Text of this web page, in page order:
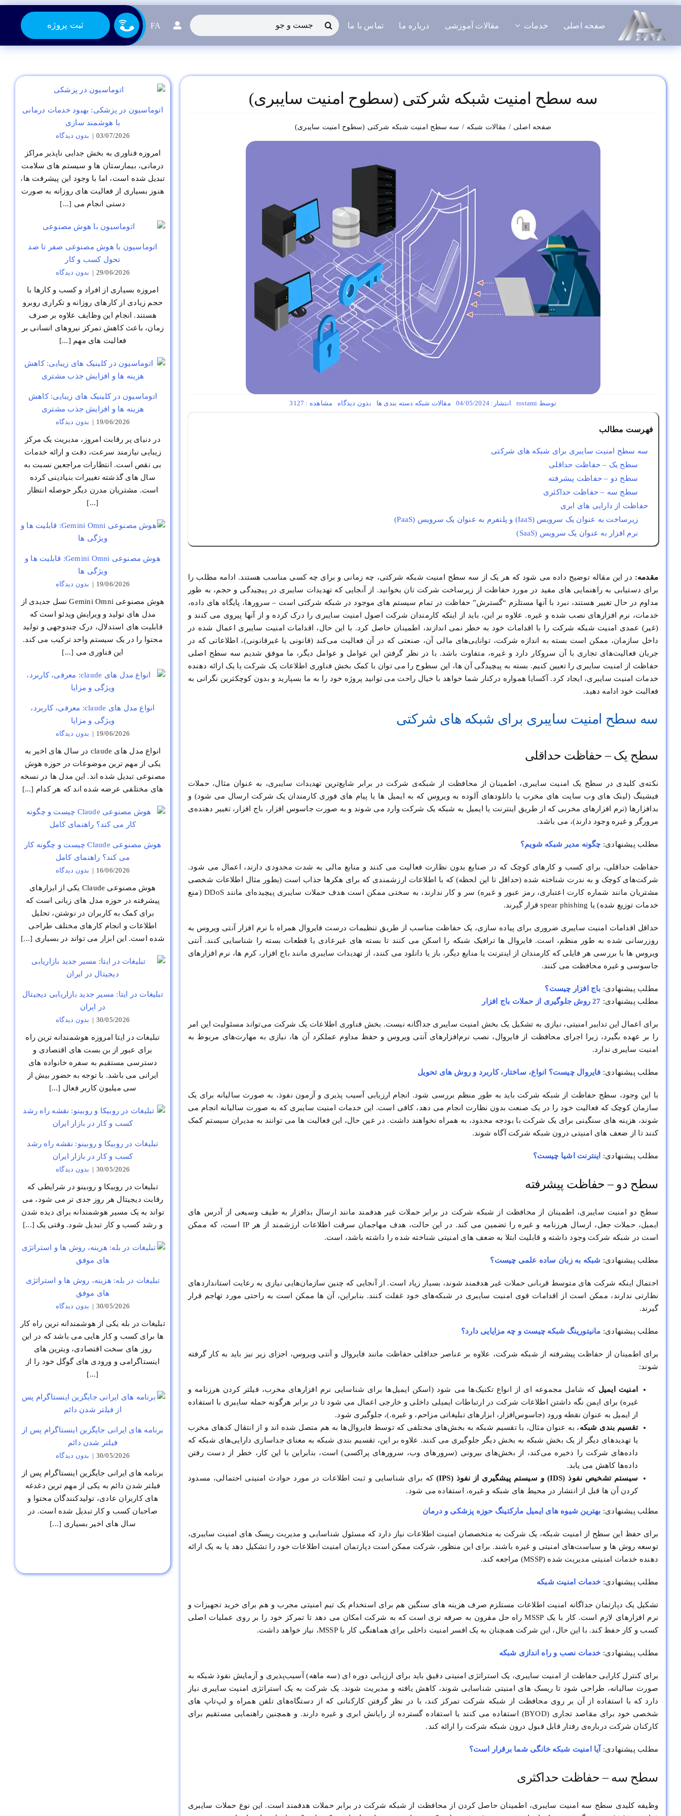
رفتن
صفحه اصلی خدمات مقالات آموزشی درباره ما تماس با ما
جستجو
برای:
FA ثبت پروژه
سه سطح امنیت شبکه شرکتی (سطوح امنیت سایبری)
صفحه اصلی مقالات شبکه سه سطح امنیت شبکه شرکتی (سطوح امنیت سایبری)
توسط rostami انتشار: 04/05/2024 مقالات شبکه دسته بندی ها بدون ديدگاهon
سه
مشاهده : 3127
فهرست مطالب
سه سطح امنیت سایبری برای شبکه های شرکتی
سطح یک – حفاظت حداقلی
سطح دو – حفاظت پیشرفته
سطح سه – حفاظت حداکثری
حفاظت از دارایی های ابری
زیرساخت به عنوان یک سرویس (IaaS) و پلتفرم به عنوان یک سرویس (PaaS)
نرم افزار به عنوان یک سرویس (SaaS)
مقدمه: در این مقاله توضیح داده می شود که هر یک از سه سطح امنیت شبکه شرکتی، چه زمانی و برای چه کسی مناسب هستند. ادامه مطلب را
برای دستیابی به راهنمایی های مفید در مورد حفاظت از زیرساخت شرکت تان بخوانید. از آنجایی که تهدیدات سایبری در پیچیدگی و حجم، به طور
مداوم در حال تغییر هستند، نبرد با آنها مستلزم “گسترش” حفاظت در تمام سیستم های موجود در شبکه شرکتی است – سرورها، پایگاه های داده،
خدمات، نرم افزارهای نصب شده و غیره. علاوه بر این، باید از اینکه کارمندان شرکت اصول امنیت سایبری را درک کرده و از آنها پیروی می کنند و
(غیر) عمدی امنیت شبکه شرکت را با اقدامات خود به خطر نمی اندازند، اطمینان حاصل کرد. با این حال، اقدامات امنیت سایبری اعمال شده در
داخل سازمان، ممکن است بسته به اندازه شرکت، توانایی‌های مالی آن، صنعتی که در آن فعالیت می‌کند (قانونی یا غیرقانونی)، اطلاعاتی که در
جریان فعالیت‌های تجاری با آن سروکار دارد و غیره، متفاوت باشد. با در نظر گرفتن این عوامل و عوامل دیگر، ما موفق شدیم سه سطح اصلی
حفاظت از امنیت سایبری را تعیین کنیم. بسته به پیچیدگی آن ها، این سطوح را می توان با کمک بخش فناوری اطلاعات یک شرکت یا یک ارائه دهنده
خدمات امنیت سایبری، ایجاد کرد. آکسایا همواره درکنار شما خواهد با خیال راحت می توانید پروژه خود را به ما بسپارید و بدون کوچکترین نگرانی به
فعالبت خود ادامه دهید.
سه سطح امنیت سایبری برای شبکه های شرکتی
سطح یک – حفاظت حداقلی
نکته‌ی کلیدی در سطح یک امنیت سایبری، اطمینان از محافظت از شبکه‌ی شرکت در برابر شایع‌ترین تهدیدات سایبری، به عنوان مثال، حملات
فیشینگ (لینک های وب سایت های مخرب یا دانلودهای آلوده به ویروس که به ایمیل ها یا پیام های فوری کارمندان یک شرکت ارسال می شود) و
بدافزارها (نرم افزارهای مخربی که از طریق اینترنت یا ایمیل به شبکه یک شرکت وارد می شوند و به صورت جاسوس افزار، باج افزار، تغییر دهنده‌ی
مرورگر و غیره وجود دارند)، می باشد.
مطلب پیشنهادی: چگونه مدیر شبکه شویم؟
حفاظت حداقلی، برای کسب و کارهای کوچک که در صنایع بدون نظارت فعالیت می کنند و منابع مالی به شدت محدودی دارند، اعمال می شود.
شرکت‌های کوچک و به ندرت شناخته شده (حداقل تا این لحظه) که با اطلاعات ارزشمندی که برای هکرها جذاب است (بطور مثال اطلاعات شخصی
مشتریان مانند شماره کارت اعتباری، رمز عبور و غیره) سر و کار ندارند، به سختی ممکن است هدف حملات سایبری پیچیده‌ای مانند DDoS (منع
خدمات توزیع شده) یا spear phishing قرار گیرند.
حداقل اقدامات امنیت سایبری ضروری برای پیاده سازی، یک حفاظت مناسب از طریق تنظیمات درست فایروال همراه با نرم افزار آنتی ویروس به
روزرسانی شده به طور منظم، است. فایروال ها ترافیک شبکه را اسکن می کنند تا بسته های غیرعادی یا قطعات بسته را شناسایی کنند. آنتی
ویروس ها با بررسی هر فایلی که کارمندان از اینترنت یا منابع دیگر، باز یا دانلود می کنند، از تهدیدات سایبری مانند باج افزار، کرم ها، نرم افزارهای
جاسوسی و غیره محافظت می کنند.
مطلب پیشنهادی: باج افزار چیست؟
مطلب پیشنهادی: 27 روش جلوگیری از حملات باج افزار
برای اعمال این تدابیر امنیتی، نیازی به تشکیل یک بخش امنیت سایبری جداگانه نیست. بخش فناوری اطلاعات یک شرکت می‌تواند مسئولیت این امر
را بر عهده بگیرد، زیرا اجرای محافظت از فایروال، نصب نرم‌افزارهای آنتی ویروس و حفظ مداوم عملکرد آن ها، نیازی به مهارت‌های مربوط به
امنیت سایبری ندارد.
مطلب پیشنهادی: فایروال چیست؟ انواع، ساختار، کاربرد و روش های تحویل
با این وجود، سطح حفاظت از شبکه شرکت باید به طور منظم بررسی شود. انجام ارزیابی آسیب پذیری و آزمون نفوذ، به صورت سالیانه برای یک
سازمان کوچک که فعالیت خود را در یک صنعت بدون نظارت انجام می دهد، کافی است. این خدمات امنیت سایبری که به صورت سالیانه انجام می
شوند، هزینه های سنگینی برای یک شرکت با بودجه محدود، به همراه نخواهند داشت. در عین حال، این فعالیت ها می توانند به مدیران سیستم کمک
کنند تا از ضعف های امنیتی درون شبکه شرکت آگاه شوند.
مطلب پیشنهادی: اینترنت اشیا چیست؟
سطح دو – حفاظت پیشرفته
سطح دو امنیت سایبری، اطمینان از محافظت از شبکه شرکت در برابر حملات غیر هدفمند مانند ارسال بدافزار به طیف وسیعی از آدرس های
ایمیل، حملات جعل، ارسال هرزنامه و غیره را تضمین می کند. در این حالت، هدف مهاجمان سرقت اطلاعات ارزشمند از هر IP است، که ممکن
است در شبکه شرکت وجود داشته و قابلیت ابتلا به ضعف های امنیتی شناخته شده را داشته باشد، است.
مطلب پیشنهادی: شبکه به زبان ساده علمی چیست؟
احتمال اینکه شرکت های متوسط قربانی حملات غیر هدفمند شوند، بسیار زیاد است. از آنجایی که چنین سازمان‌هایی نیازی به رعایت استانداردهای
نظارتی ندارند، ممکن است از اقدامات قوی امنیت سایبری در شبکه‌های خود غفلت کنند. بنابراین، آن ها ممکن است به راحتی مورد تهاجم قرار
گیرند.
مطلب پیشنهادی: مانیتورینگ شبکه چیست و چه مزایایی دارد؟
برای اطمینان از حفاظت پیشرفته از شبکه شرکت، علاوه بر عناصر حداقلی حفاظت مانند فایروال و آنتی ویروس، اجزای زیر نیز باید به کار گرفته
شوند:
امنیت ایمیل که شامل مجموعه ای از انواع تکنیک‌ها می شود (اسکن ایمیل‌ها برای شناسایی نرم افزارهای مخرب، فیلتر کردن هرزنامه و
غیره) برای ایمن نگه داشتن اطلاعات شرکت در ارتباطات ایمیلی داخلی و خارجی اعمال می شود تا در برابر هرگونه حمله سایبری با استفاده
از ایمیل به عنوان نقطه ورود (جاسوس‌افزار، ابزارهای تبلیغاتی مزاحم، و غیره.)، جلوگیری شود.
تقسیم‌ بندی شبکه، به عنوان مثال، با تقسیم شبکه به بخش‌های مختلفی که توسط فایروال‌ها به هم متصل شده اند و از انتقال کدهای مخرب
یا تهدیدهای دیگر از یک بخش شبکه به بخش دیگر جلوگیری می کنند. علاوه بر این، تقسیم ‌بندی شبکه به معنای جداسازی دارایی‌های شبکه که
داده‌های شرکت را ذخیره می‌کند، از بخش‌های بیرونی (سرورهای وب، سرورهای پراکسی) است، بنابراین با این کار، خطر از دست رفتن
داده‌ها کاهش می یابد.
سیستم تشخیص نفوذ (IDS) و سیستم پیشگیری از نفوذ (IPS)
که برای شناسایی و ثبت اطلاعات در مورد حوادث امنیتی احتمالی، مسدود
کردن آن ها قبل از انتشار در محیط های شبکه و غیره، استفاده می شود.
مطلب پیشنهادی: بهترین شیوه های ایمیل مارکتینگ حوزه پزشکی و درمان
برای حفظ این سطح از امنیت شبکه، یک شرکت به متخصصان امنیت اطلاعات نیاز دارد که مسئول شناسایی و مدیریت ریسک های امنیت سایبری،
توسعه روش ها و سیاست‌های امنیتی و غیره باشند. برای این منظور، شرکت ممکن است دپارتمان امنیت اطلاعات خود را تشکیل دهد یا به یک ارائه
دهنده خدمات امنیتی مدیریت شده (MSSP) مراجعه کند.
مطلب پیشنهادی: خدمات امنیت شبکه
تشکیل یک دپارتمان جداگانه امنیت اطلاعات مستلزم صرف هزینه های سنگین هم برای استخدام یک تیم امنیتی مجرب و هم برای خرید تجهیزات و
نرم افزارهای لازم است. کار با یک MSSP راه حل مقرون به صرفه تری است که به شرکت امکان می دهد تا تمرکز خود را بر روی عملیات اصلی
کسب و کار حفظ کند. با این حال، این شرکت همچنان به یک افسر امنیت داخلی برای هماهنگی کار با MSSP، نیاز خواهد داشت.
مطلب پیشنهادی: خدمات نصب و راه اندازی شبکه
برای کنترل کارایی حفاظت از امنیت سایبری، یک استراتژی امنیتی دقیق باید برای ارزیابی دوره ای (سه ماهه) آسیب‌پذیری و آزمایش نفوذ شبکه به
صورت سالیانه، طراحی شود تا ریسک های امنیتی شناسایی شوند، کاهش یافته و مدیریت شوند. یک شرکت به یک استراتژی امنیت سایبری نیاز
دارد که با استفاده از آن بر روی محافظت از شبکه شرکت تمرکز کند، با در نظر گرفتن کارکنانی که از دستگاه‌های تلفن همراه و لپ‌تاپ های
شخصی خود برای مقاصد تجاری (BYOD) استفاده می کنند یا استفاده گسترده از رایانش ابری و غیره دارند. و همچنین راهنمایی مستقیم برای
کارکنان شرکت درباره‌ی رفتار قابل قبول درون شبکه شرکت را ارائه کند.
مطلب پیشنهادی: آیا امنیت شبکه خانگی شما برقرار است؟
سطح سه – حفاظت حداکثری
وظیفه کلیدی سطح سه امنیت سایبری، اطمینان حاصل کردن از محافظت از شبکه شرکت در برابر حملات هدفمند است. این نوع حملات سایبری
اتوماسیون در پزشکی: بهبود خدمات درمانی
با هوشمند سازی
03/07/2026
| بدون ديدگاه
امروزه فناوری به بخش جدایی ناپذیر مراکز
درمانی، بیمارستان ها و سیستم های سلامت
تبدیل شده است، اما با وجود این پیشرفت ها،
هنوز بسیاری از فعالیت های روزانه به صورت
دستی انجام می [...]
اتوماسیون با هوش مصنوعی صفر تا صد
تحول کسب و کار
29/06/2026
| بدون ديدگاه
امروزه بسیاری از افراد و کسب و کارها با
حجم زیادی از کارهای روزانه و تکراری روبرو
هستند. انجام این وظایف علاوه بر صرف
زمان، باعث کاهش تمرکز نیروهای انسانی بر
فعالیت های مهم [...]
اتوماسیون در کلینیک های زیبایی: کاهش
هزینه ها و افزایش جذب مشتری
19/06/2026
| بدون ديدگاه
در دنیای پر رقابت امروز، مدیریت یک مرکز
زیبایی نیازمند سرعت، دقت و ارائه خدمات
بی نقص است. انتظارات مراجعین نسبت به
سال های گذشته تغییرات بنیادینی کرده
است. مشتریان مدرن دیگر حوصله انتظار
[...]
هوش مصنوعی Gemini Omni: قابلیت ها و
ویژگی ها
19/06/2026
| بدون ديدگاه
هوش مصنوعی Gemini Omni نسل جدیدی از
مدل های تولید و ویرایش ویدئو است که
قابلیت های استدلال، درک چندوجهی و تولید
محتوا را در یک سیستم واحد ترکیب می کند.
این فناوری می [...]
انواع مدل های claude: معرفی، کاربرد،
ویژگی و مزایا
19/06/2026
| بدون ديدگاه
انواع مدل های claude در سال های اخیر به
یکی از مهم ترین موضوعات در حوزه هوش
مصنوعی تبدیل شده اند. این مدل ها در نسخه
های مختلفی عرضه شده اند که هر کدام [...]
هوش مصنوعی Claude چیست و چگونه کار
می کند؟ راهنمای کامل
16/06/2026
| بدون ديدگاه
هوش مصنوعی Claude یکی از ابزارهای
پیشرفته در حوزه مدل های زبانی است که
برای کمک به کاربران در نوشتن، تحلیل
اطلاعات و انجام کارهای مختلف طراحی
شده است. این ابزار می تواند در بسیاری [...]
تبلیغات در ایتا: مسیر جدید بازاریابی دیجیتال
در ایران
30/05/2026
| بدون ديدگاه
تبلیغات در ایتا امروزه هوشمندانه ترین راه
برای عبور از بن بست های اقتصادی و
دسترسی مستقیم به سفره خانواده های
ایرانی می باشد. با توجه به حضور بیش از
سی میلیون کاربر فعال [...]
تبلیغات در روبیکا و روبینو: نقشه راه رشد
کسب و کار در بازار ایران
30/05/2026
| بدون ديدگاه
تبلیغات در روبیکا و روبینو در شرایطی که
رقابت دیجیتال هر روز جدی تر می شود، می
تواند به یک مسیر هوشمندانه برای دیده شدن
و رشد کسب و کار تبدیل شود. وقتی یک [...]
تبلیغات در بله: هزینه، روش ها و استراتژی
های موفق
30/05/2026
| بدون ديدگاه
تبلیغات در بله یکی از هوشمندانه ترین راه کار
ها برای کسب و کار هایی می باشد که در این
روز های سخت اقتصادی، ویترین های
اینستاگرامی و ورودی های گوگل خود را از
[...]
برنامه های ایرانی جایگزین اینستاگرام پس از
فیلتر شدن دائم
30/05/2026
| بدون ديدگاه
برنامه های ایرانی جایگزین اینستاگرام پس از
فیلتر شدن دائم به یکی از مهم ترین دغدغه
های کاربران عادی، تولیدکنندگان محتوا و
صاحبان کسب و کار تبدیل شده است. در
سال های اخیر بسیاری [...]